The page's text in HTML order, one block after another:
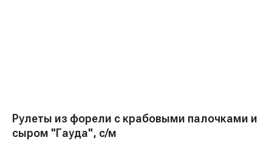
Рулеты из форели с крабовыми палочками и
сыром "Гауда", с/м